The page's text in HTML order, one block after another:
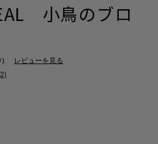
小鳥のブロ
レビューを見る